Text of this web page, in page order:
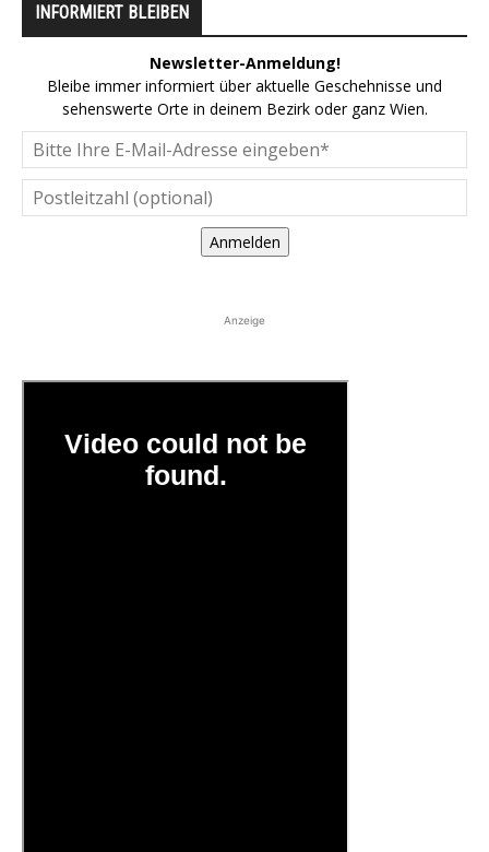
INFORMIERT BLEIBEN
Newsletter-Anmeldung!
Bleibe immer informiert über aktuelle Geschehnisse und
sehenswerte Orte in deinem Bezirk oder ganz Wien.
Anmelden
Anzeige